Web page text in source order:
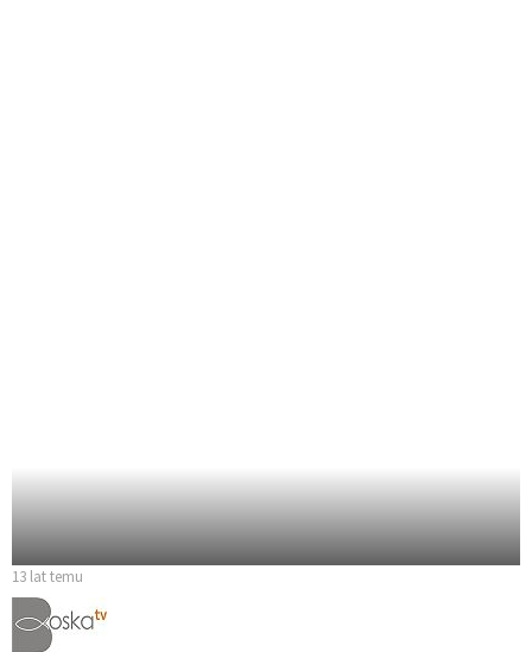
13 lat temu